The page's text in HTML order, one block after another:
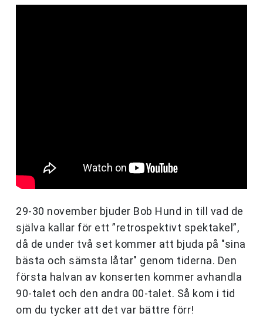
29-30 november bjuder Bob Hund in till vad de
själva kallar för ett ”retrospektivt spektakel”,
då de under två set kommer att bjuda på "sina
bästa och sämsta låtar" genom tiderna. Den
första halvan av konserten kommer avhandla
90-talet och den andra 00-talet. Så kom i tid
om du tycker att det var bättre förr!